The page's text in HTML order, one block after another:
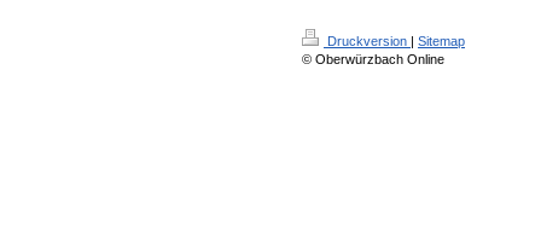
Druckversion | Sitemap
© Oberwürzbach Online